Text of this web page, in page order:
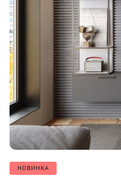
НОВИНКА